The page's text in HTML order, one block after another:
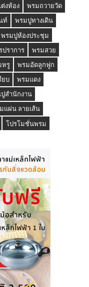
งห้อง
พรมถวายวัด
ท์
พรมปูทางเดิน
พรมปูห้องประชุม
ราการ
พรมสวย
รู
พรมอัดลูกฟูก
ยบ
พรมแดง
สำนักงาน
แผ่น ลายเส้น
โปรโมชั่นพรม